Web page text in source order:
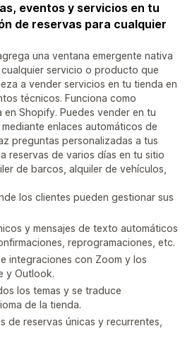
eventos y servicios en tu
de reservas para cualquier
una ventana emergente nativa
servicio o producto que
a vender servicios en tu tienda en
técnicos. Funciona como
Shopify. Puedes vender en tu
enlaces automáticos de
preguntas personalizadas a tus
reservas de varios días en tu sitio
de barcos, alquiler de vehículos,
los clientes pueden gestionar sus
y mensajes de texto automáticos
reprogramaciones, etc.
integraciones con Zoom y los
y Outlook.
los temas y se traduce
de la tienda.
de reservas únicas y recurrentes,